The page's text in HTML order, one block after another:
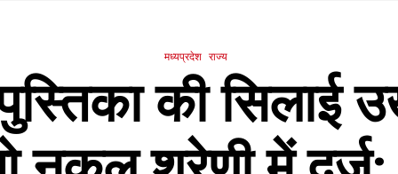
मध्यप्रदेश राज्य
की सिलाई